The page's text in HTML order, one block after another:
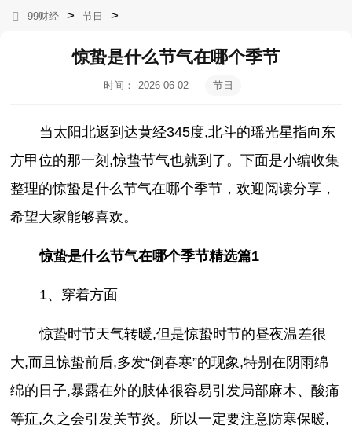
99财经 > 节日 >
惊蛰是什么节气在哪个季节
时间：
2026-06-02
节日
当太阳北返到达黄经345度,北斗的瑶光星指向东
方甲位的那一刻,惊蛰节气也就到了。下面是小编收集
整理的惊蛰是什么节气在哪个季节，欢迎阅读分享，
希望大家能够喜欢。
惊蛰是什么节气在哪个季节精选篇1
1、穿着方面
惊蛰时节天气转暖,但是惊蛰时节的昼夜温差很
大,而且惊蛰前后,多发“倒春寒”的现象,特别在阴雨绵
绵的日子,暴露在外的肢体很容易引发局部麻木、酸痛
等症,久之会引发关节炎。所以一定要注意防寒保暖,